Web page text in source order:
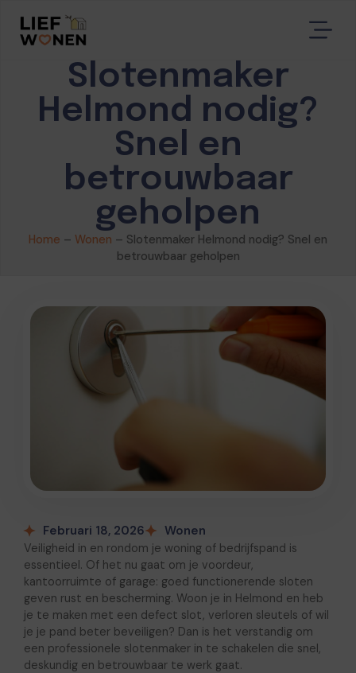
Slotenmaker
Helmond nodig?
Snel en
betrouwbaar
geholpen
Home – Wonen – Slotenmaker Helmond nodig? Snel en
betrouwbaar geholpen
Februari 18, 2026 Wonen
Veiligheid in en rondom je woning of bedrijfspand is
essentieel. Of het nu gaat om je voordeur,
kantoorruimte of garage: goed functionerende sloten
geven rust en bescherming. Woon je in Helmond en heb
je te maken met een defect slot, verloren sleutels of wil
je je pand beter beveiligen? Dan is het verstandig om
een professionele slotenmaker in te schakelen die snel,
deskundig en betrouwbaar te werk gaat.